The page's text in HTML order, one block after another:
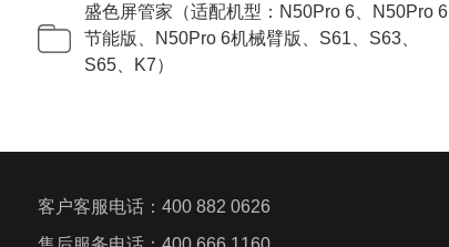
盛色屏管家（适配机型：N50Pro 6、N50Pro 6
节能版、N50Pro 6机械臂版、S61、S63、
S65、K7）
客户客服电话：400 882 0626